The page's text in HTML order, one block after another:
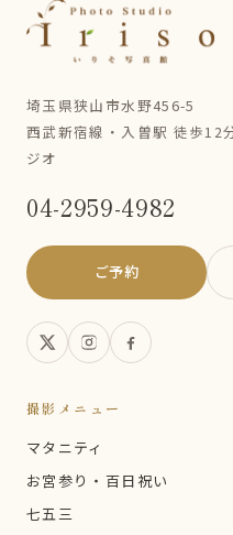
埼玉県狭山市水野456-5
西武新宿線・入曽駅 徒歩12
ジオ
04-2959-4982
ご予約
撮影メニュー
マタニティ
お宮参り・百日祝い
七五三